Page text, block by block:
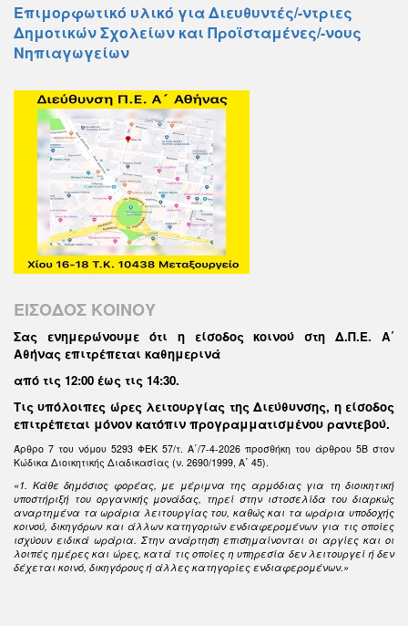
Επιμορφωτικό υλικό για Διευθυντές/-ντριες
Δημοτικών Σχολείων και Προϊσταμένες/-νους
Νηπιαγωγείων
ΕΙΣΟΔΟΣ ΚΟΙΝΟΥ
Σας ενημερώνουμε ότι η είσοδος κοινού στη Δ.Π.Ε. Α΄
Αθήνας επιτρέπεται καθημερινά
από τις 12:00 έως τις 14:30.
Τις υπόλοιπες ώρες λειτουργίας της Διεύθυνσης, η είσοδος
επιτρέπεται μόνον κατόπιν προγραμματισμένου ραντεβού.
Άρθρο 7 του νόμου 5293 ΦΕΚ 57/τ. Α΄/7-4-2026 προσθήκη του άρθρου 5Β στον
Κώδικα Διοικητικής Διαδικασίας (ν. 2690/1999, Α΄ 45).
«1. Κάθε δημόσιος φορέας, με μέριμνα της αρμόδιας για τη διοικητική
υποστήριξή του οργανικής μονάδας, τηρεί στην ιστοσελίδα του διαρκώς
αναρτημένα τα ωράρια λειτουργίας του, καθώς και τα ωράρια υποδοχής
κοινού, δικηγόρων και άλλων κατηγοριών ενδιαφερομένων για τις οποίες
ισχύουν ειδικά ωράρια. Στην ανάρτηση επισημαίνονται οι αργίες και οι
λοιπές ημέρες και ώρες, κατά τις οποίες η υπηρεσία δεν λειτουργεί ή δεν
δέχεται κοινό, δικηγόρους ή άλλες κατηγορίες ενδιαφερομένων.»